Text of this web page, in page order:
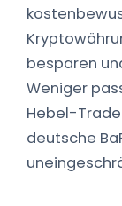
besparen
Weniger
Hebel-
deutsche